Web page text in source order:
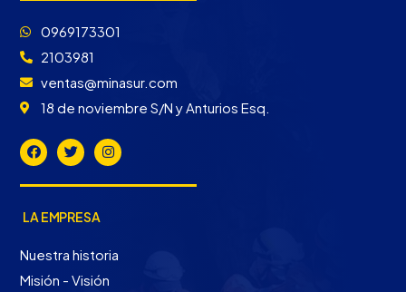
0969173301
2103981
ventas@minasur.com
18 de noviembre S/N y Anturios Esq.
LA EMPRESA
Nuestra historia
Misión - Visión